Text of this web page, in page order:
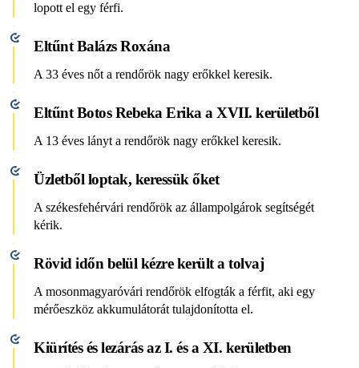
lopott el egy férfi.
Eltűnt Balázs Roxána
A 33 éves nőt a rendőrök nagy erőkkel keresik.
Eltűnt Botos Rebeka Erika a XVII. kerületből
A 13 éves lányt a rendőrök nagy erőkkel keresik.
Üzletből loptak, keressük őket
A székesfehérvári rendőrök az állampolgárok segítségét
kérik.
Rövid időn belül kézre került a tolvaj
A mosonmagyaróvári rendőrök elfogták a férfit, aki egy
mérőeszköz akkumulátorát tulajdonította el.
Kiürítés és lezárás az I. és a XI. kerületben